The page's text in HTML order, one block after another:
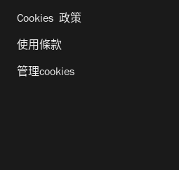
Cookies 政策
使用條款
管理cookies